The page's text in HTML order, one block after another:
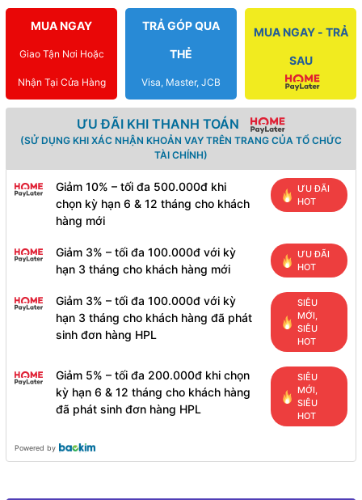
MUA NGAY
Giao Tận Nơi Hoặc
Nhận Tại Cửa Hàng
TRẢ GÓP QUA
THẺ
Visa, Master, JCB
MUA NGAY - TRẢ
SAU
ƯU ĐÃI KHI THANH TOÁN
(SỬ DỤNG KHI XÁC NHẬN KHOẢN VAY TRÊN TRANG CỦA TỔ CHỨC
TÀI CHÍNH)
Giảm 10% – tối đa 500.000đ khi
chọn kỳ hạn 6 & 12 tháng cho khách
hàng mới
ƯU ĐÃI
HOT
Giảm 3% – tối đa 100.000đ với kỳ
hạn 3 tháng cho khách hàng mới
ƯU ĐÃI
HOT
Giảm 3% – tối đa 100.000đ với kỳ
hạn 3 tháng cho khách hàng đã phát
sinh đơn hàng HPL
SIÊU
MỚI,
SIÊU
HOT
Giảm 5% – tối đa 200.000đ khi chọn
kỳ hạn 6 & 12 tháng cho khách hàng
đã phát sinh đơn hàng HPL
SIÊU
MỚI,
SIÊU
HOT
Powered by